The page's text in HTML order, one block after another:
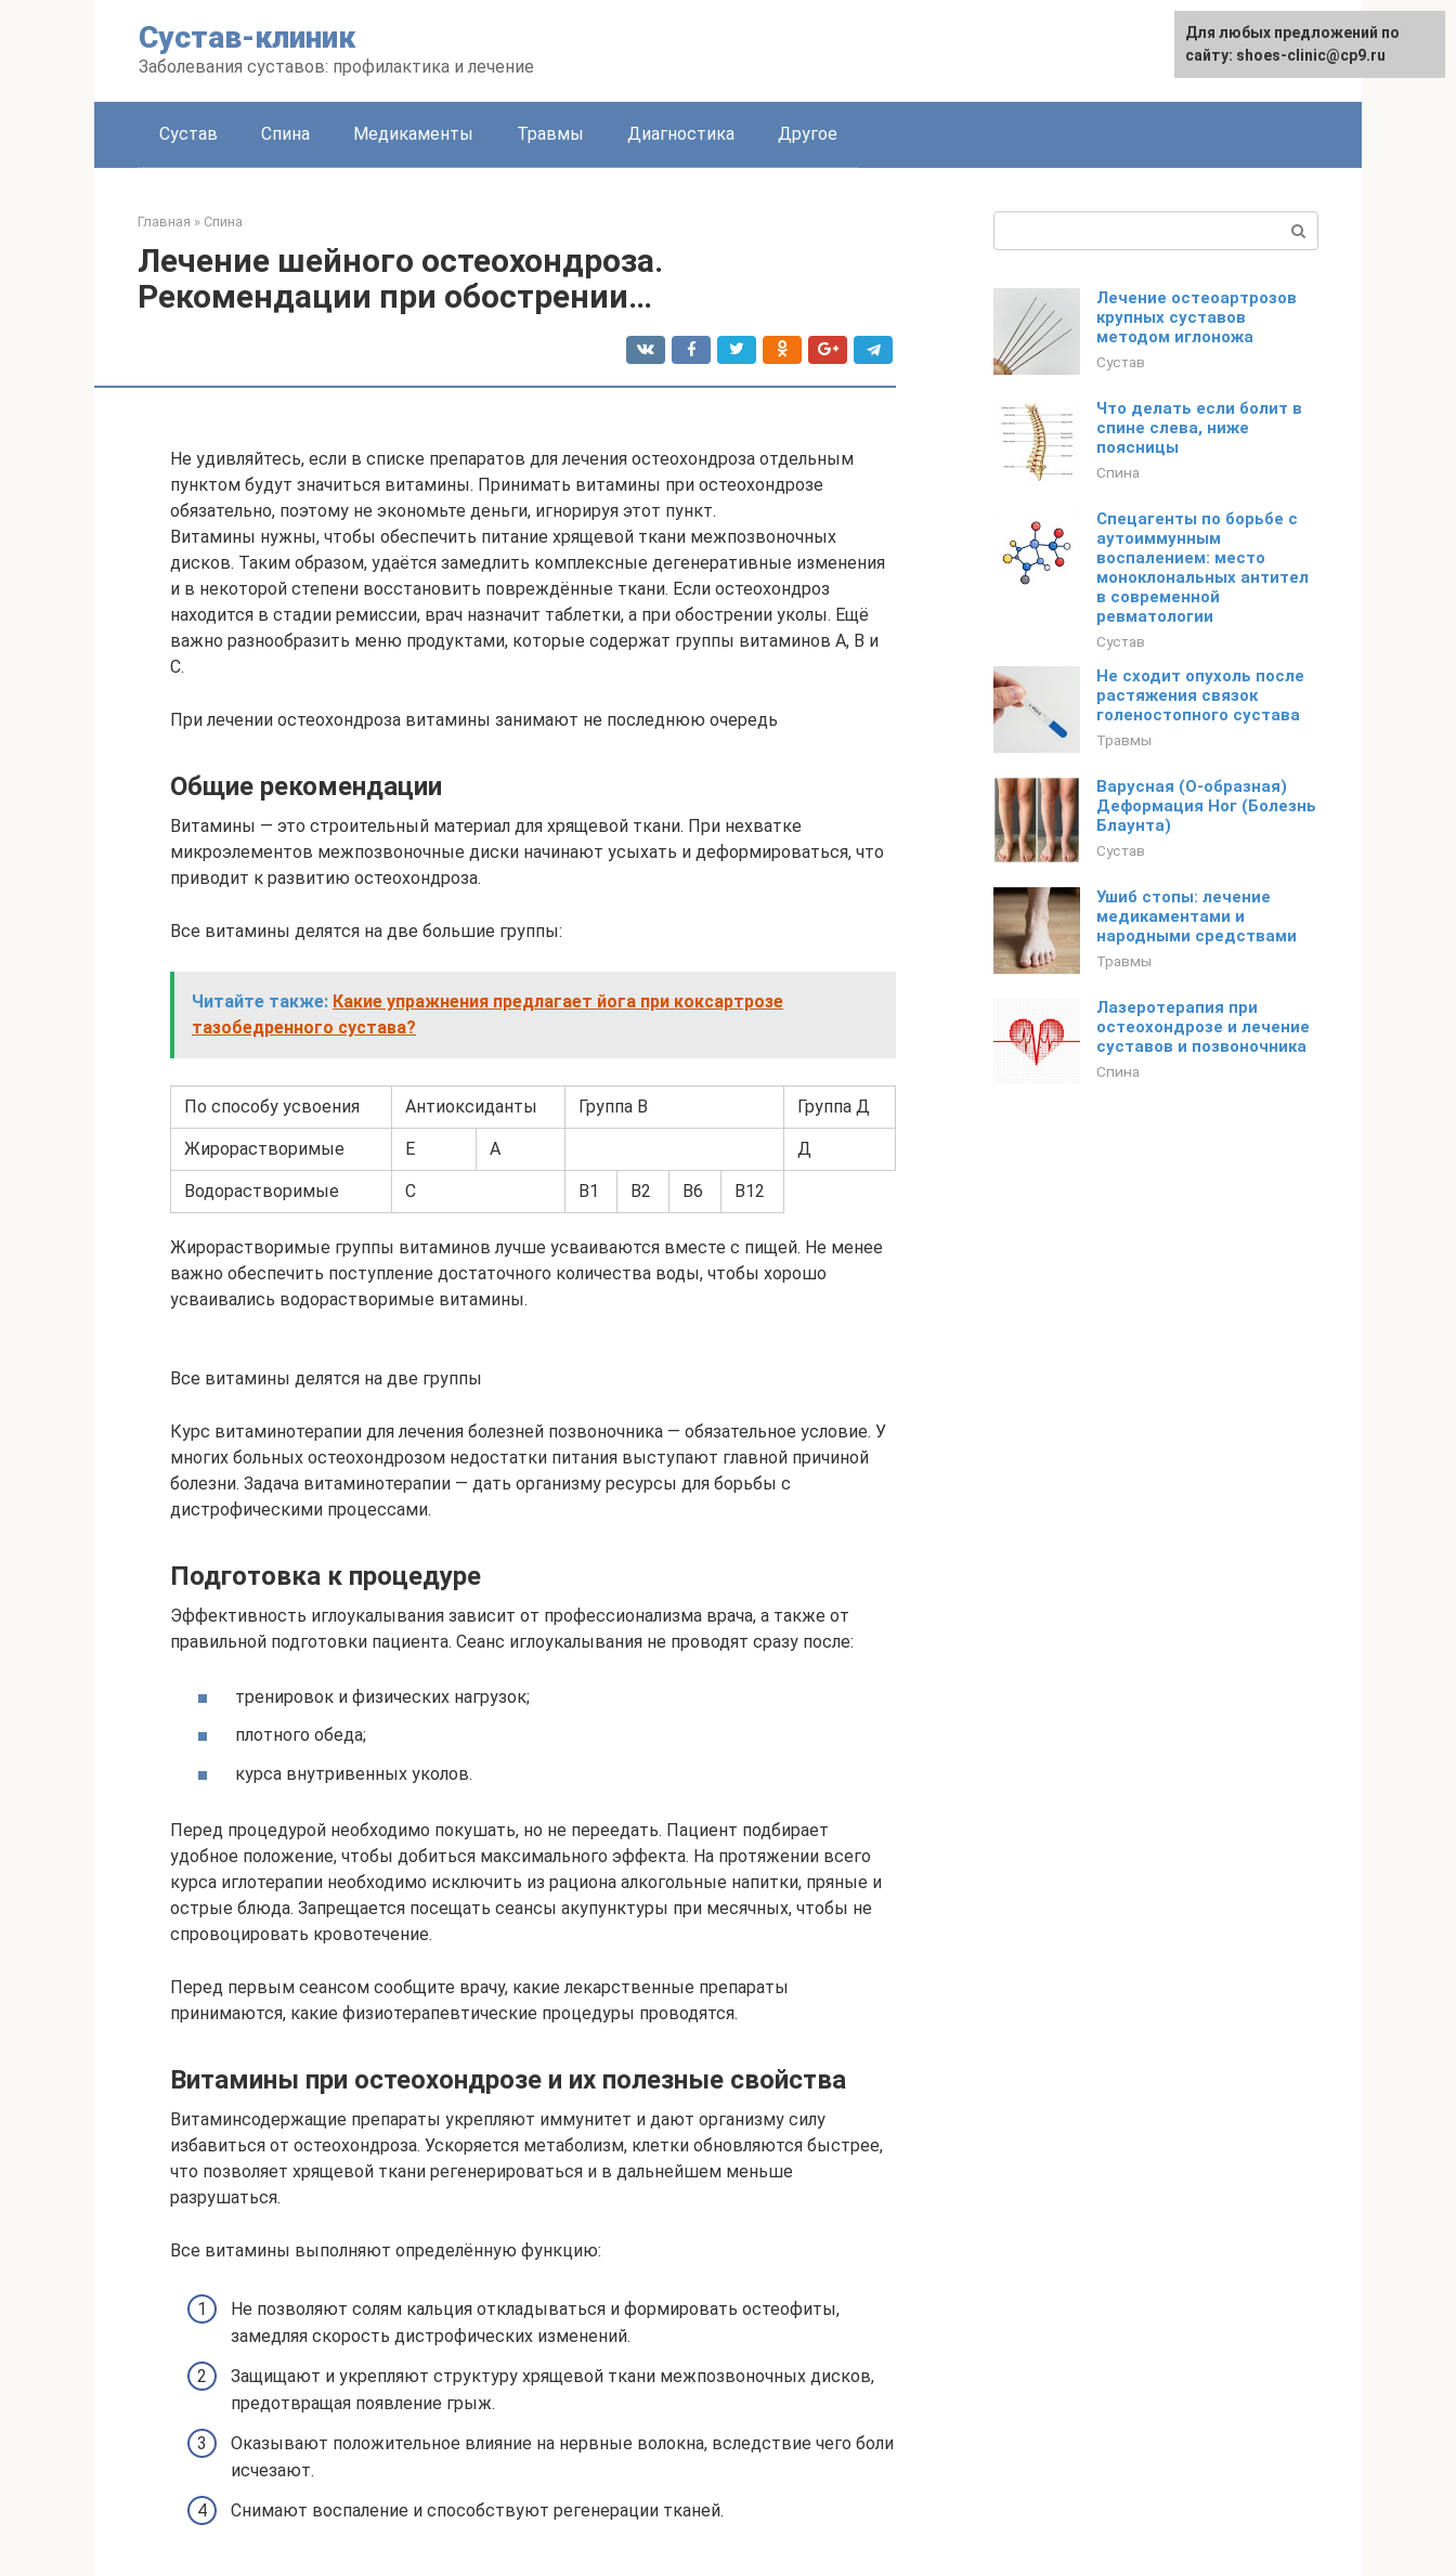
Сустав-клиник
Заболевания суставов: профилактика и лечение
Сустав Спина Медикаменты Травмы Диагностика Другое
Главная » Спина
Лечение шейного остеохондроза.
Рекомендации при обострении…
Не удивляйтесь, если в списке препаратов для лечения остеохондроза отдельным
пунктом будут значиться витамины. Принимать витамины при остеохондрозе
обязательно, поэтому не экономьте деньги, игнорируя этот пункт.
Витамины нужны, чтобы обеспечить питание хрящевой ткани межпозвоночных
дисков. Таким образом, удаётся замедлить комплексные дегенеративные изменения
и в некоторой степени восстановить повреждённые ткани. Если остеохондроз
находится в стадии ремиссии, врач назначит таблетки, а при обострении уколы. Ещё
важно разнообразить меню продуктами, которые содержат группы витаминов А, B и
C.
При лечении остеохондроза витамины занимают не последнюю очередь
Общие рекомендации
Витамины — это строительный материал для хрящевой ткани. При нехватке
микроэлементов межпозвоночные диски начинают усыхать и деформироваться, что
приводит к развитию остеохондроза.
Все витамины делятся на две большие группы:
Читайте также: Какие упражнения предлагает йога при коксартрозе
тазобедренного сустава?
По способу усвоения Антиоксиданты Группа В Группа Д
Жирорастворимые Е А Д
Водорастворимые С В1 В2 В6 В12
Жирорастворимые группы витаминов лучше усваиваются вместе с пищей. Не менее
важно обеспечить поступление достаточного количества воды, чтобы хорошо
усваивались водорастворимые витамины.
Все витамины делятся на две группы
Курс витаминотерапии для лечения болезней позвоночника — обязательное условие. У
многих больных остеохондрозом недостатки питания выступают главной причиной
болезни. Задача витаминотерапии — дать организму ресурсы для борьбы с
дистрофическими процессами.
Подготовка к процедуре
Эффективность иглоукалывания зависит от профессионализма врача, а также от
правильной подготовки пациента. Сеанс иглоукалывания не проводят сразу после:
тренировок и физических нагрузок;
плотного обеда;
курса внутривенных уколов.
Перед процедурой необходимо покушать, но не переедать. Пациент подбирает
удобное положение, чтобы добиться максимального эффекта. На протяжении всего
курса иглотерапии необходимо исключить из рациона алкогольные напитки, пряные и
острые блюда. Запрещается посещать сеансы акупунктуры при месячных, чтобы не
спровоцировать кровотечение.
Перед первым сеансом сообщите врачу, какие лекарственные препараты
принимаются, какие физиотерапевтические процедуры проводятся.
Витамины при остеохондрозе и их полезные свойства
Витаминсодержащие препараты укрепляют иммунитет и дают организму силу
избавиться от остеохондроза. Ускоряется метаболизм, клетки обновляются быстрее,
что позволяет хрящевой ткани регенерироваться и в дальнейшем меньше
разрушаться.
Все витамины выполняют определённую функцию:
Не позволяют солям кальция откладываться и формировать остеофиты,
замедляя скорость дистрофических изменений.
Защищают и укрепляют структуру хрящевой ткани межпозвоночных дисков,
предотвращая появление грыж.
Оказывают положительное влияние на нервные волокна, вследствие чего боли
исчезают.
Снимают воспаление и способствуют регенерации тканей.
Лечение остеоартрозов
крупных суставов
методом иглоножа
Сустав
Что делать если болит в
спине слева, ниже
поясницы
Спина
Спецагенты по борьбе с
аутоиммунным
воспалением: место
моноклональных антител
в современной
ревматологии
Сустав
Не сходит опухоль после
растяжения связок
голеностопного сустава
Травмы
Варусная (О-образная)
Деформация Ног (Болезнь
Блаунта)
Сустав
Ушиб стопы: лечение
медикаментами и
народными средствами
Травмы
Лазеротерапия при
остеохондрозе и лечение
суставов и позвоночника
Спина
Для любых предложений по
сайту: shoes-clinic@cp9.ru